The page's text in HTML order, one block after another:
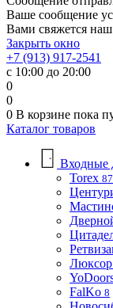
Ваше сообщение
Вами свяжется
Закрыть окно
+7 (913) 917-2541
с 10:00 до 20:00
0
0
0 В корзине пока
Каталог товаров
Входные
Torex 87
FalKo 8